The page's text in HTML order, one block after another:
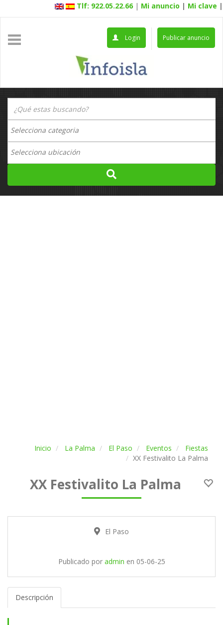
Tlf: 922.05.22.66 | Mi anuncio | Mi clave |
Publicar anuncio
Login
Inicio La Palma El Paso Eventos
Fiestas
XX Festivalito La Palma
XX Festivalito La Palma
El Paso
Publicado por admin en 05-06-25
Descripción